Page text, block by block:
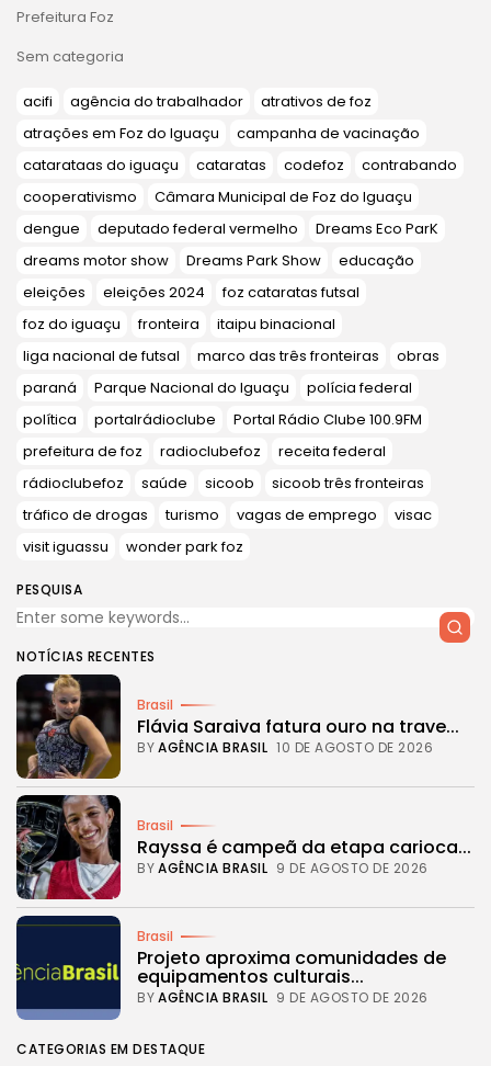
Prefeitura Foz
Sem categoria
acifi agência do trabalhador
atrativos de foz
atrações em Foz do Iguaçu
campanha de vacinação
catarataas do iguaçu
cataratas codefoz
contrabando
cooperativismo
Câmara Municipal de Foz do Iguaçu
dengue
deputado federal vermelho
Dreams Eco ParK
dreams motor show
Dreams Park Show
educação
eleições
eleições 2024
foz cataratas futsal
foz do iguaçu
fronteira
itaipu binacional
liga nacional de futsal
marco das três fronteiras
obras
paraná
Parque Nacional do Iguaçu
polícia federal
política
portalrádioclube
Portal Rádio Clube 100.9FM
prefeitura de foz
radioclubefoz
receita federal
rádioclubefoz
saúde sicoob
sicoob três fronteiras
tráfico de drogas
turismo vagas de emprego
visac
visit iguassu
wonder park foz
PESQUISA
NOTÍCIAS RECENTES
Brasil
Flávia Saraiva fatura ouro na trave...
BYAGÊNCIA BRASIL 10 DE AGOSTO DE 2026
Brasil
Rayssa é campeã da etapa carioca...
BYAGÊNCIA BRASIL 9 DE AGOSTO DE 2026
Brasil
Projeto aproxima comunidades de
equipamentos culturais...
BYAGÊNCIA BRASIL 9 DE AGOSTO DE 2026
CATEGORIAS EM DESTAQUE